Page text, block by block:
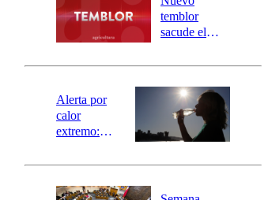
activa
mensajería
SAE
temblor
sacude el
revisa la
epicentro
Alerta por
calor
extremo:
activa Alerta
Preventiva en